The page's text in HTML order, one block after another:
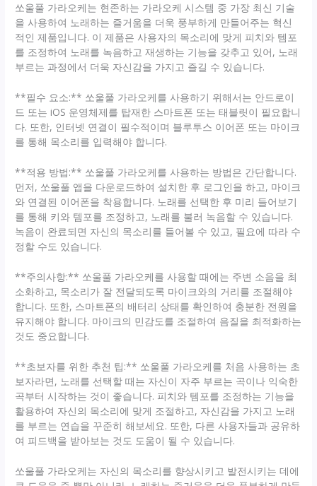
쏘울풀 가라오케는 현존하는 가라오케 시스템 중 가장 최신 기술
을 사용하여 노래하는 즐거움을 더욱 풍부하게 만들어주는 혁신
적인 제품입니다. 이 제품은 사용자의 목소리에 맞게 피치와 템포
를 조정하여 노래를 녹음하고 재생하는 기능을 갖추고 있어, 노래
부르는 과정에서 더욱 자신감을 가지고 즐길 수 있습니다.
**필수 요소:** 쏘울풀 가라오케를 사용하기 위해서는 안드로이
드 또는 iOS 운영체제를 탑재한 스마트폰 또는 태블릿이 필요합니
다. 또한, 인터넷 연결이 필수적이며 블루투스 이어폰 또는 마이크
를 통해 목소리를 입력해야 합니다.
**적용 방법:** 쏘울풀 가라오케를 사용하는 방법은 간단합니다.
먼저, 쏘울풀 앱을 다운로드하여 설치한 후 로그인을 하고, 마이크
와 연결된 이어폰을 착용합니다. 노래를 선택한 후 미리 들어보기
를 통해 키와 템포를 조정하고, 노래를 불러 녹음할 수 있습니다.
녹음이 완료되면 자신의 목소리를 들어볼 수 있고, 필요에 따라 수
정할 수도 있습니다.
**주의사항:** 쏘울풀 가라오케를 사용할 때에는 주변 소음을 최
소화하고, 목소리가 잘 전달되도록 마이크와의 거리를 조절해야
합니다. 또한, 스마트폰의 배터리 상태를 확인하여 충분한 전원을
유지해야 합니다. 마이크의 민감도를 조절하여 음질을 최적화하는
것도 중요합니다.
**초보자를 위한 추천 팁:** 쏘울풀 가라오케를 처음 사용하는 초
보자라면, 노래를 선택할 때는 자신이 자주 부르는 곡이나 익숙한
곡부터 시작하는 것이 좋습니다. 피치와 템포를 조정하는 기능을
활용하여 자신의 목소리에 맞게 조절하고, 자신감을 가지고 노래
를 부르는 연습을 꾸준히 해보세요. 또한, 다른 사용자들과 공유하
여 피드백을 받아보는 것도 도움이 될 수 있습니다.
쏘울풀 가라오케는 자신의 목소리를 향상시키고 발전시키는 데에